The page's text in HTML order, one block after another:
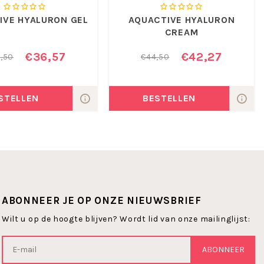
HYALURON GEL
€36,57
AQUACTIVE HYALURON
CREAM
€44,50 €42,27
BESTELLEN
ABONNEER JE OP ONZE NIEUWSBRIEF
Wilt u op de hoogte blijven? Wordt lid van onze mailinglijst:
ABONNEER